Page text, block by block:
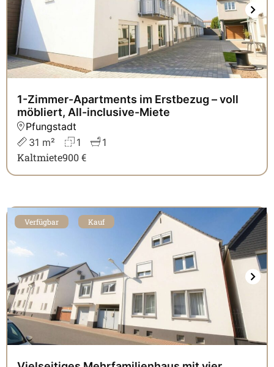
1-Zimmer-Apartments im Erstbezug – voll
möbliert, All-inclusive-Miete
Pfungstadt
31 m²
1 1
Kaltmiete900 €
Verfügbar Kauf